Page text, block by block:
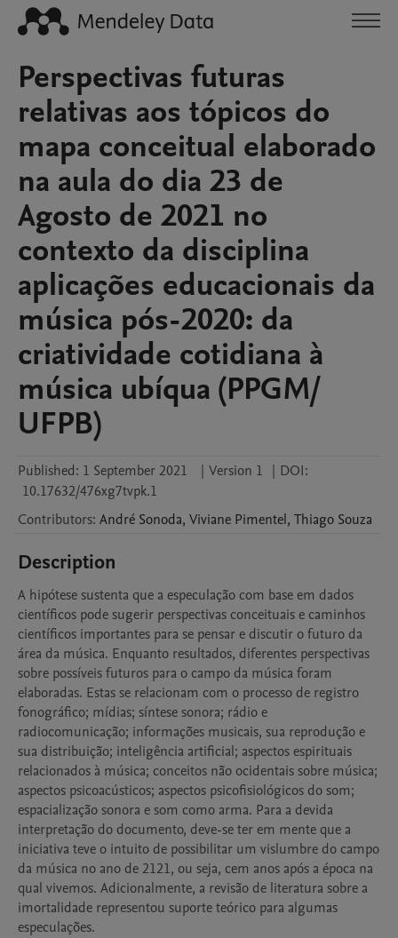
Perspectivas futuras
relativas aos tópicos do
mapa conceitual elaborado
na aula do dia 23 de
Agosto de 2021 no
contexto da disciplina
aplicações educacionais da
música pós-2020: da
criatividade cotidiana à
música ubíqua (PPGM/
UFPB)
Published: 1 September 2021 | Version 1 | DOI:
10.17632/476xg7tvpk.1
Contributors: André Sonoda, Viviane Pimentel, Thiago Souza
Description
A hipótese sustenta que a especulação com base em dados
científicos pode sugerir perspectivas conceituais e caminhos
científicos importantes para se pensar e discutir o futuro da
área da música. Enquanto resultados, diferentes perspectivas
sobre possíveis futuros para o campo da música foram
elaboradas. Estas se relacionam com o processo de registro
fonográfico; mídias; síntese sonora; rádio e
radiocomunicação; informações musicais, sua reprodução e
sua distribuição; inteligência artificial; aspectos espirituais
relacionados à música; conceitos não ocidentais sobre música;
aspectos psicoacústicos; aspectos psicofisiológicos do som;
espacialização sonora e som como arma. Para a devida
interpretação do documento, deve-se ter em mente que a
iniciativa teve o intuito de possibilitar um vislumbre do campo
da música no ano de 2121, ou seja, cem anos após a época na
qual vivemos. Adicionalmente, a revisão de literatura sobre a
imortalidade representou suporte teórico para algumas
especulações.